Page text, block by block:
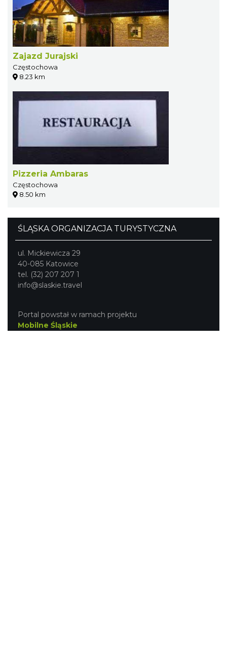
Zajazd Jurajski
Częstochowa
8.23 km
Pizzeria Ambaras
Częstochowa
8.50 km
ŚLĄSKA ORGANIZACJA TURYSTYCZNA
ul. Mickiewicza 29
40-085 Katowice
tel. (32) 207 207 1
info@slaskie.travel
Portal powstał w ramach projektu
Mobilne Śląskie